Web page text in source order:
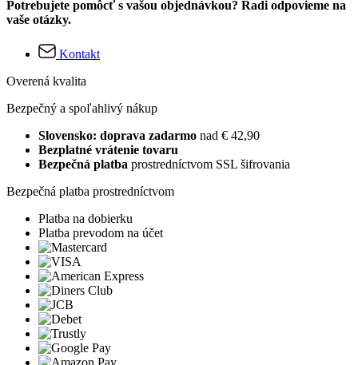
Potrebujete pomôcť s vašou objednávkou? Radi odpovieme na
vaše otázky.
Kontakt
Overená kvalita
Bezpečný a spoľahlivý nákup
Slovensko: doprava zadarmo nad € 42,90
Bezplatné vrátenie tovaru
Bezpečná platba prostredníctvom SSL šifrovania
Bezpečná platba prostredníctvom
Platba na dobierku
Platba prevodom na účet